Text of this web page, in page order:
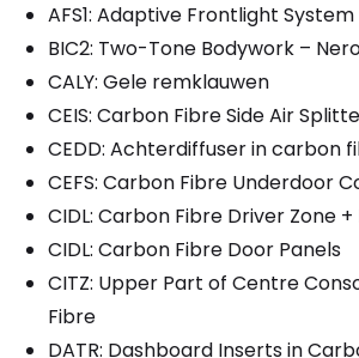
AFS1: Adaptive Frontlight System
BIC2: Two-Tone Bodywork –
CALY: Gele remklauwen
CEIS: Carbon Fibre Side Air
CEDD: Achterdiffuser in carbon
CEFS: Carbon Fibre Underdoor
CIDL: Carbon Fibre Driver Zone +
CIDL: Carbon Fibre Door Panels
CITZ: Upper Part of Centre
Fibre
DATR: Dashboard Inserts in